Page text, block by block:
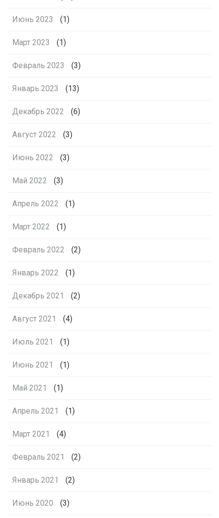
Июнь 2023 (1)
Март 2023 (1)
Февраль 2023 (3)
Январь 2023 (13)
Декабрь 2022 (6)
Август 2022 (3)
Июнь 2022 (3)
Май 2022 (3)
Апрель 2022 (1)
Март 2022 (1)
Февраль 2022 (2)
Январь 2022 (1)
Декабрь 2021 (2)
Август 2021 (4)
Июль 2021 (1)
Июнь 2021 (1)
Май 2021 (1)
Апрель 2021 (1)
Март 2021 (4)
Февраль 2021 (2)
Январь 2021 (2)
Июнь 2020 (3)